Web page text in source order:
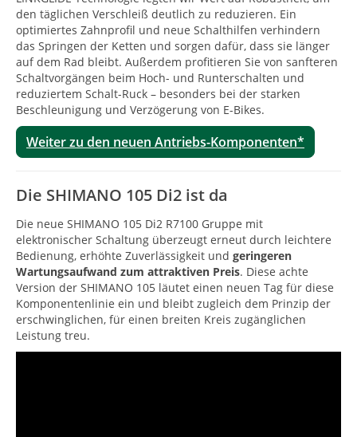
den täglichen Verschleiß deutlich zu reduzieren. Ein
optimiertes Zahnprofil und neue Schalthilfen verhindern
das Springen der Ketten und sorgen dafür, dass sie länger
auf dem Rad bleibt. Außerdem profitieren Sie von sanfteren
Schaltvorgängen beim Hoch- und Runterschalten und
reduziertem Schalt-Ruck – besonders bei der starken
Beschleunigung und Verzögerung von E-Bikes.
Weiter zu den neuen Antriebs-Komponenten*
Die SHIMANO 105 Di2 ist da
Die neue SHIMANO 105 Di2 R7100 Gruppe mit
elektronischer Schaltung überzeugt erneut durch leichtere
Bedienung, erhöhte Zuverlässigkeit und geringeren
Wartungsaufwand zum attraktiven Preis. Diese achte
Version der SHIMANO 105 läutet einen neuen Tag für diese
Komponentenlinie ein und bleibt zugleich dem Prinzip der
erschwinglichen, für einen breiten Kreis zugänglichen
Leistung treu.